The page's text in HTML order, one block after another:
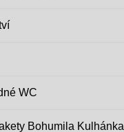
WC
Bohumila Kulhánka